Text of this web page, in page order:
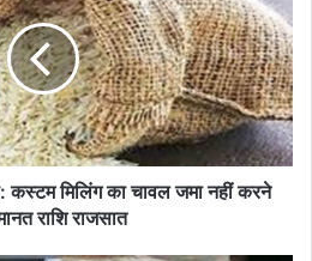
कस्टम मिलिंग का चावल जमा नहीं करने
राशि राजसात